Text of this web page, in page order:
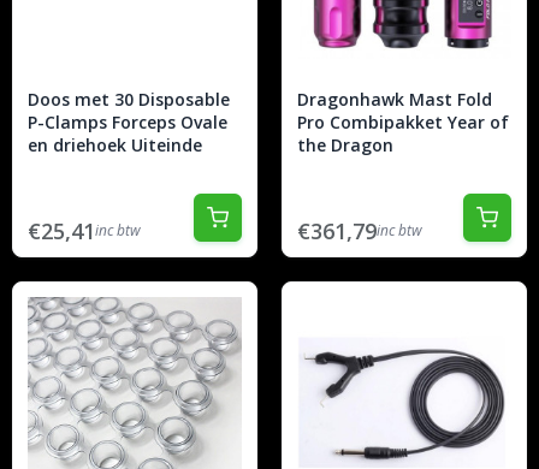
Doos met 30 Disposable
P-Clamps Forceps Ovale
en driehoek Uiteinde
€25,41inc btw
Dragonhawk Mast Fold
Pro Combipakket Year of
the Dragon
€361,79inc btw